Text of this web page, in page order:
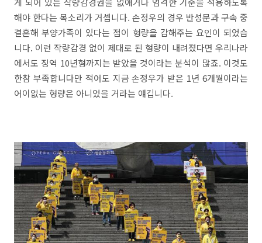
해야 한다는 목소리가 거셉니다. 손정우의 경우 반성문과 구속 중
결혼해 부양가족이 있다는 점이 형량을 감해주는 요인이 되었습
니다. 이런 작량감경 없이 제대로 된 형량이 내려졌다면 우리나라
에서도 징역 10년형까지는 받았을 것이라는 분석이 많죠. 이것도
한참 부족합니다만 적어도 지금 손정우가 받은 1년 6개월이라는
어이없는 형량은 아니었을 거라는 얘깁니다.